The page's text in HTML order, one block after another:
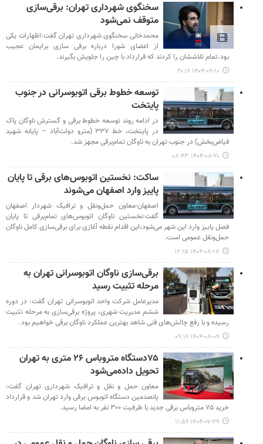
سخنگوی شهرداری تهران: برقی‌سازی
متوقف نمی‌شود
محمدخانی سخنگوی شهرداری تهران گفت:اظهارات یکی
از اعضای شورا درباره برقی سازی برایمان عجیب
بود.تمام تلاششان را کردند که قرارداد با چین را جلویش بگیرند.
۱۴۰۴-۰۹-۱۰ ۲۰:۱۶
توسعه خطوط برقی اتوبوسرانی در جنوب
پایتخت
در ادامه روند توسعه خطوط برقی و گسترش ناوگان پاک
در پایتخت، خط ۳۳۷ (مترو دولت‌آباد – پایانه شهید
فیاض‌بخش) در جنوب تهران به ناوگان تمام‌برقی مجهز شد.
۱۴۰۴-۰۸-۲۰ ۰۸:۴۳
ساکت: نخستین اتوبوس‌های برقی تا پایان
پاییز وارد اصفهان می‌شوند
اصفهان-معاون حمل‌ونقل و ترافیک شهردار اصفهان
گفت:نخستین ناوگان اتوبوس‌های تمام‌برقی تا پایان
فصل پاییز وارد این شهر می‌شود،این اقدام نقطه آغازی برای برقی‌سازی کامل ناوگان
حمل‌ونقل عمومی است.
۱۴۰۴-۰۸-۱۷ ۱۲:۱۵
برقی‌سازی ناوگان اتوبوسرانی تهران به
مرحله تثبیت رسید
مدیرعامل شرکت واحد اتوبوسرانی تهران گفت: در دوره
ششم مدیریت شهری، پروژه برقی‌سازی به مرحله تثبیت
رسیده و با رفع چالش‌های فنی شاهد بهترین عملکرد ناوگان برقی خواهیم بود.
۱۴۰۴-۰۸-۰۹ ۰۹:۱۶
۷۵دستگاه متروباس ۲۶ متری به تهران
تحویل داده‌می‌شود
معاون حمل و نقل و ترافیک شهرداری تهران گفت:
پانصدمین دستگاه اتوبوس برقی وارد تهران شد و قرارداد
خرید ۷۵ متروباس برقی جدید با ظرفیت ۳۰۰ نفر به امضا رسید.
۱۴۰۴-۰۷-۲۹ ۱۱:۵۶